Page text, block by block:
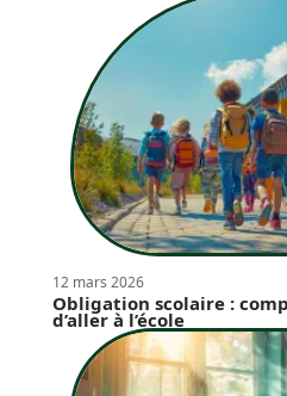
12 mars 2026
Obligation scolaire :
d’aller à l’école